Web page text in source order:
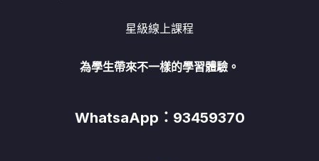
星級線上課程
為學生帶來不一樣的學習體驗。
WhatsaApp：93459370